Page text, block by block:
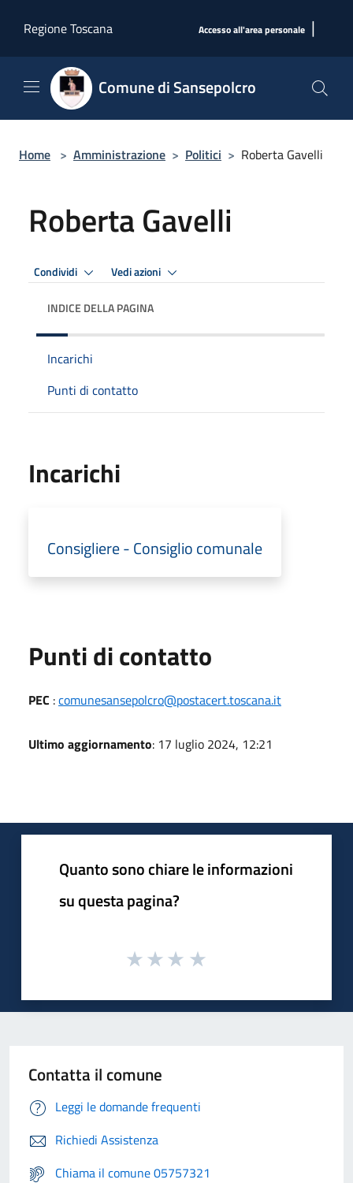
Regione Toscana
Accesso all'area personale |
Comune di Sansepolcro
Home > Amministrazione > Politici > Roberta Gavelli
Roberta Gavelli
Condividi Vedi azioni
INDICE DELLA PAGINA
Incarichi
Punti di contatto
Incarichi
Consigliere - Consiglio comunale
Punti di contatto
PEC :comunesansepolcro@postacert.toscana.it
Ultimo aggiornamento: 17 luglio 2024, 12:21
Quanto sono chiare le informazioni
su questa pagina?
Contatta il comune
Leggi le domande frequenti
Richiedi Assistenza
Chiama il comune 05757321